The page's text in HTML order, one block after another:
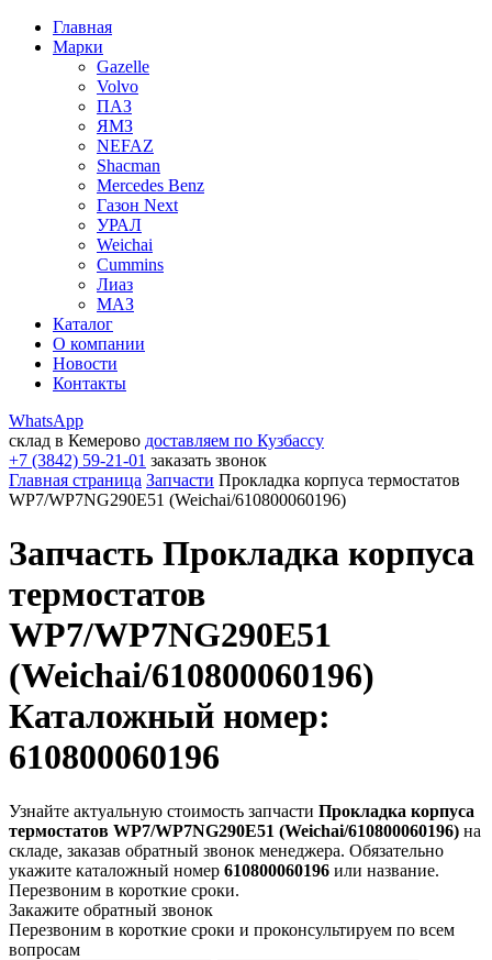
Главная
Марки
Gazelle
Volvo
ПАЗ
ЯМЗ
NEFAZ
Shacman
Mercedes Benz
Газон Next
УРАЛ
Weichai
Cummins
Лиаз
МАЗ
Каталог
О компании
Новости
Контакты
WhatsApp
склад в Кемерово доставляем по Кузбассу
+7 (3842) 59-21-01 заказать звонок
Главная страница Запчасти Прокладка корпуса термостатов
WP7/WP7NG290E51 (Weichai/610800060196)
Запчасть Прокладка корпуса
термостатов
WP7/WP7NG290E51
(Weichai/610800060196)
Каталожный номер:
610800060196
Узнайте актуальную стоимость запчасти Прокладка корпуса
термостатов WP7/WP7NG290E51 (Weichai/610800060196) на
складе, заказав обратный звонок менеджера. Обязательно
укажите каталожный номер 610800060196 или название.
Перезвоним в короткие сроки.
Закажите обратный звонок
Перезвоним в короткие сроки и проконсультируем по всем
вопросам